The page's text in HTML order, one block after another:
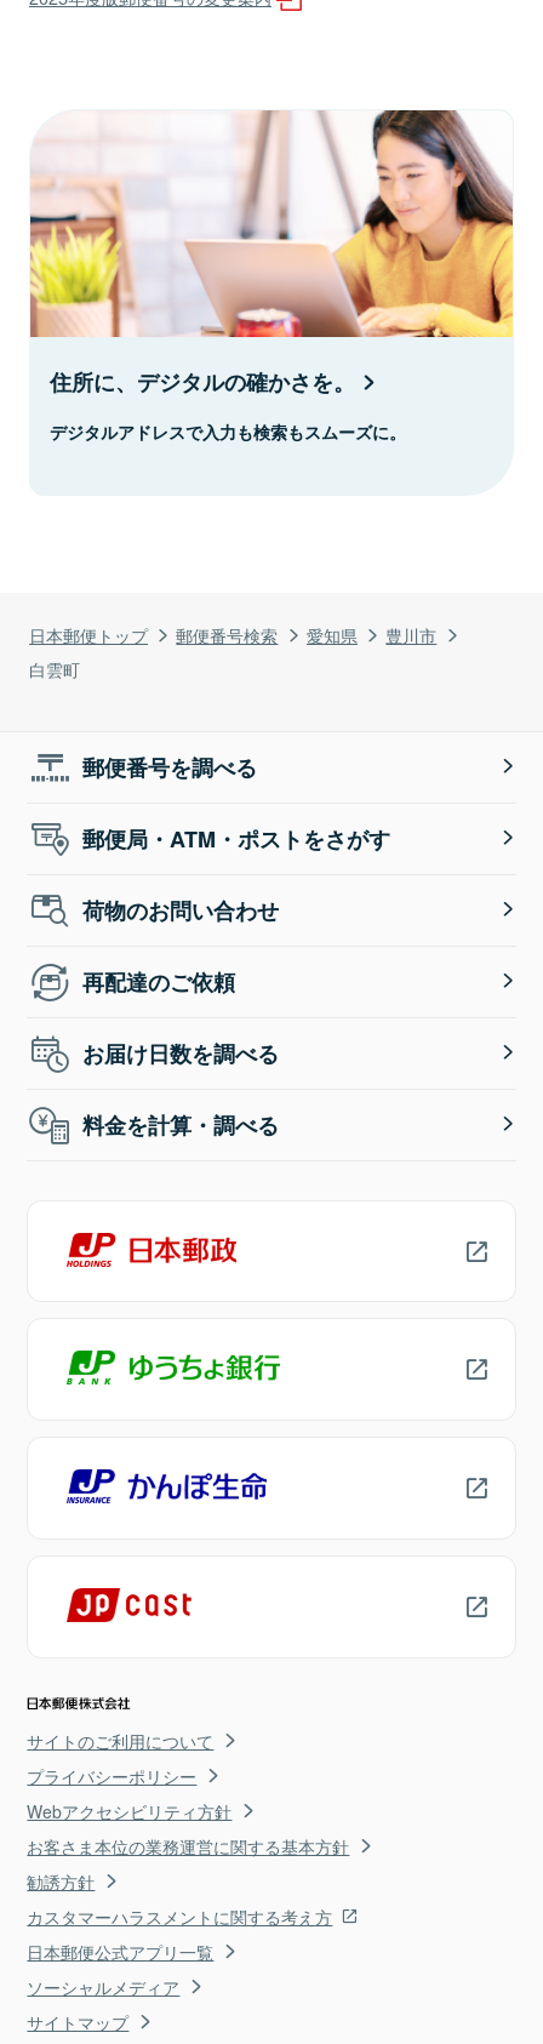
日本郵便トップ 郵便番号検索 愛知県
豊川市
白雲町
住所に、デジタルの確かさを。
デジタルアドレスで入力も検索もスムーズに。
郵便番号を調べる
郵便局・ATM・ポストをさがす
荷物のお問い合わせ
再配達のご依頼
お届け日数を調べる
料金を計算・調べる
サイトのご利用について
プライバシーポリシー
Webアクセシビリティ方針
お客さま本位の業務運営に関する基本方針
勧誘方針
カスタマーハラスメントに関する考え方
日本郵便公式アプリ一覧
ソーシャルメディア
サイトマップ